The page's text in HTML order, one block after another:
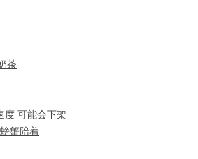
茶
度 可能会下架
蟹陪着